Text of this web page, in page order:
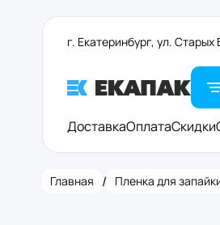
г. Екатеринбург, ул.
ДоставкаОплатаСкидки
Главная / Пленка для